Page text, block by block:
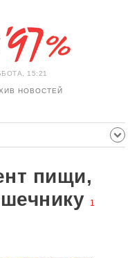
15:21
НОВОСТЕЙ
ИСТОРИЯ
ЗДОРОВЬЕ
И СОЛИДАРНОСТЬ
пищи,
1